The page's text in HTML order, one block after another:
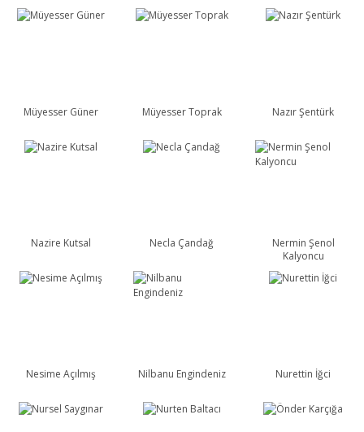
Müyesser Güner Müyesser Toprak Nazır Şentürk
Nazire Kutsal Necla Çandağ
Nermin Şenol
Kalyoncu
Nesime Açılmış Nilbanu Engindeniz Nurettin İğci